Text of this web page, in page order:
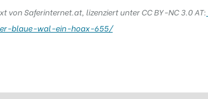
von Saferinternet.at, lizenziert unter CC BY-NC 3.0 AT:
blaue-wal-ein-hoax-655/